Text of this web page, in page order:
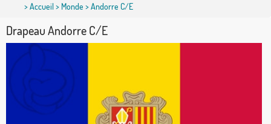
>Accueil> Monde > Andorre C/E
Drapeau Andorre C/E